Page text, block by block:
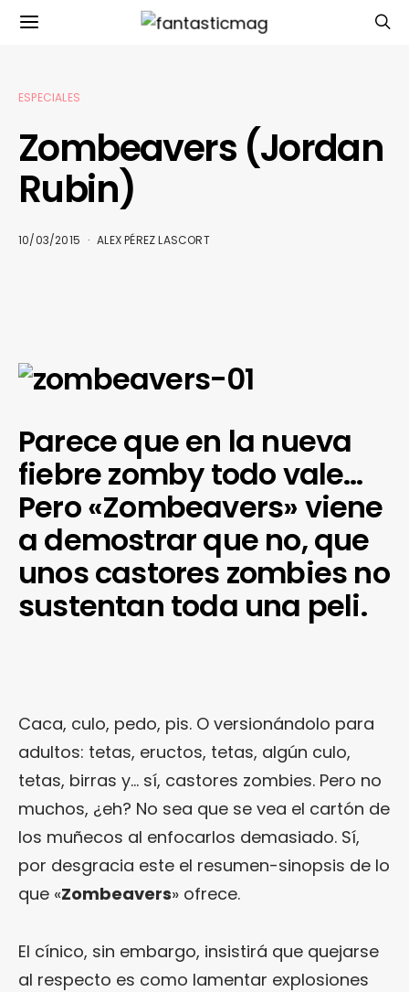
ESPECIALES
Zombeavers (Jordan
Rubin)
10/03/2015 ALEX PÉREZ LASCORT
Parece que en la nueva
fiebre zomby todo vale…
Pero «Zombeavers» viene
a demostrar que no, que
unos castores zombies no
sustentan toda una peli.
Caca, culo, pedo, pis. O versionándolo para
adultos: tetas, eructos, tetas, algún culo,
tetas, birras y… sí, castores zombies. Pero no
muchos, ¿eh? No sea que se vea el cartón de
los muñecos al enfocarlos demasiado. Sí,
por desgracia este el resumen-sinopsis de lo
que «Zombeavers» ofrece.
El cínico, sin embargo, insistirá que quejarse
al respecto es como lamentar explosiones